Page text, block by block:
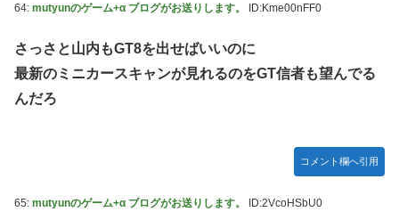
64: mutyunのゲーム+α ブログがお送りします。 ID:Kme00nFF0
さっさと山内もGT8を出せばいいのに
最新のミニカースキャンが見れるのをGT信者も望んでる
んだろ
コメント欄へ引用
65: mutyunのゲーム+α ブログがお送りします。 ID:2VcoHSbU0